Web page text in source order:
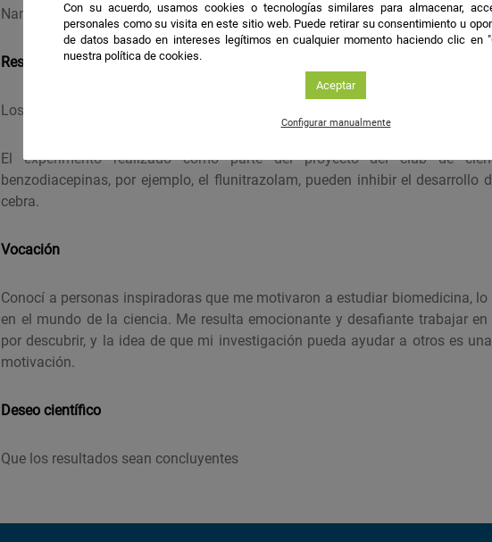
Nanomedicina Biomimética
Resultados destacables
Los resultados negativos / no esperados también son un resultado.
El experimento realizado como parte del proyecto del club de
benzodiacepinas, por ejemplo, el flunitrazolam, pueden inhibir el desarrollo
cebra.
Vocación
Conocí a personas inspiradoras que me motivaron a estudiar biomedicina,
en el mundo de la ciencia. Me resulta emocionante y desafiante trabajar
por descubrir, y la idea de que mi investigación pueda ayudar a otros es
motivación.
Deseo científico
Que los resultados sean concluyentes
Con su acuerdo, usamos cookies o tecnologías similares para almacenar,
personales como su visita en este sitio web. Puede retirar su consentimiento u
de datos basado en intereses legítimos en cualquier momento haciendo clic en
nuestra política de cookies.
Aceptar
Configurar manualmente